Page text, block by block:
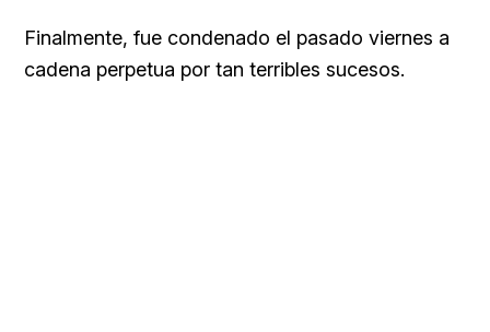
Finalmente, fue condenado el pasado viernes a
cadena perpetua por tan terribles sucesos.